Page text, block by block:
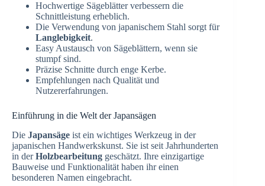
Hochwertige Sägeblätter verbessern die
Schnittleistung erheblich.
Die Verwendung von japanischem Stahl sorgt für
Langlebigkeit.
Easy Austausch von Sägeblättern, wenn sie
stumpf sind.
Präzise Schnitte durch enge Kerbe.
Empfehlungen nach Qualität und
Nutzererfahrungen.
Einführung in die Welt der Japansägen
Die Japansäge ist ein wichtiges Werkzeug in der
japanischen Handwerkskunst. Sie ist seit Jahrhunderten
in derHolzbearbeitung geschätzt. Ihre einzigartige
Bauweise und Funktionalität haben ihr einen
besonderen Namen eingebracht.